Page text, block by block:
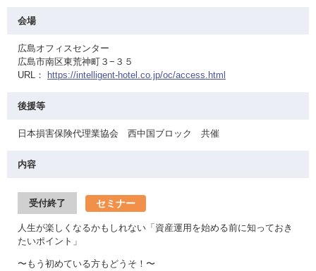
会場
広島オフィスセンター
広島市南区東荒神町３−３５
URL：
https://intelligent-hotel.co.jp/oc/access.html
後援等
日本損害保険代理業協会 西中国ブロック 共催
内容
受付終了 セミナー
人生が楽しくなるかもしれない「資産運用を始める前に知っておき
たいポイント」
〜もう初めている方もどうそ！〜